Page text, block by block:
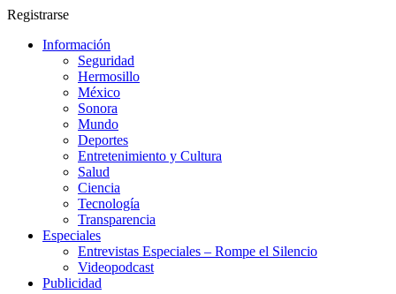
Registrarse
Información
Seguridad
Hermosillo
México
Sonora
Mundo
Deportes
Entretenimiento y Cultura
Salud
Ciencia
Tecnología
Transparencia
Especiales
Entrevistas Especiales – Rompe el Silencio
Videopodcast
Publicidad